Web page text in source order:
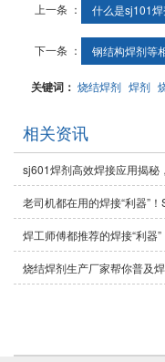
上一条 ： 什么是sj101焊
下一条 ： 钢结构焊剂等
关键词：烧结焊剂 焊剂
相关资讯
sj601焊剂高效焊接应用揭秘
老司机都在用的焊接“利器”
焊工师傅都推荐的焊接“利器
烧结焊剂生产厂家帮你普及